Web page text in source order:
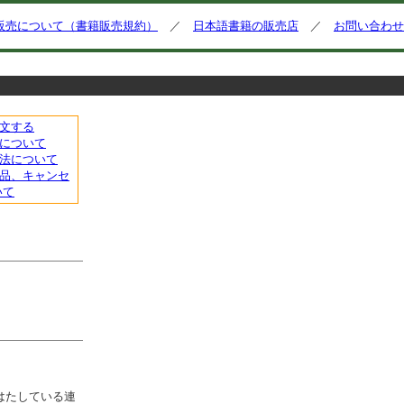
売について（書籍販売規約） ／ 日本語書籍の販売店 ／ お問い合わせ
する
ついて
について
、キャンセ
たしている連